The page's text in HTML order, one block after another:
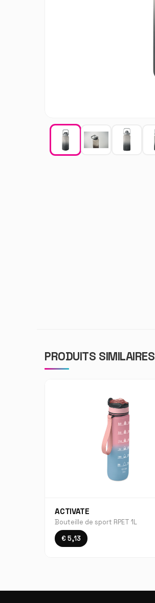
PRODUITS SIMILAIRES
ACTIVATE
Bouteille de sport RPET 1L
€ 5,13